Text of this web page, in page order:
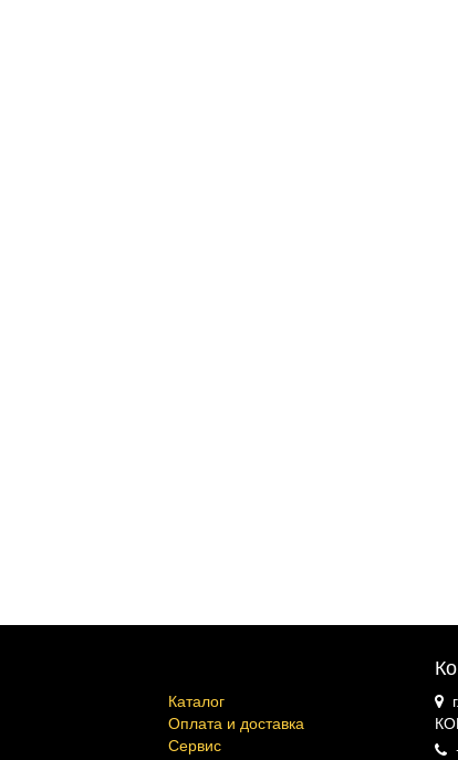
Каталог
Оплата и доставка
Сервис